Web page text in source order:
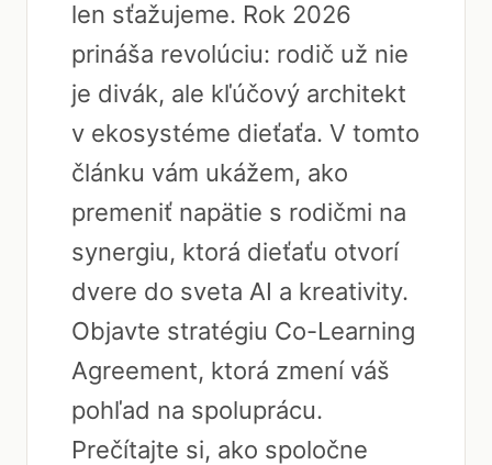
len sťažujeme. Rok 2026
prináša revolúciu: rodič už nie
je divák, ale kľúčový architekt
v ekosystéme dieťaťa. V tomto
článku vám ukážem, ako
premeniť napätie s rodičmi na
synergiu, ktorá dieťaťu otvorí
dvere do sveta AI a kreativity.
Objavte stratégiu Co-Learning
Agreement, ktorá zmení váš
pohľad na spoluprácu.
Prečítajte si, ako spoločne